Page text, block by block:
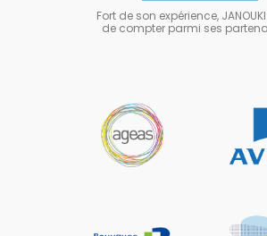
Fort de son expérience,
de compter parmi ses